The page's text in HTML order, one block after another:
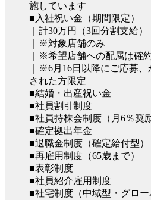
施しています
■入社祝い金（期間限定）
｜計30万円（3回分割支給）
｜※対象店舗のみ
｜※希望店舗への配属は確
｜※6月16日以降にご応募
された方限定
■結婚・出産祝い金
■社員割引制度
■社員持株会制度（月6％奨
■確定拠出年金
■退職金制度（確定給付型）
■再雇用制度（65歳まで）
■表彰制度
■社員紹介雇用制度
■社宅制度（中域型・グロー